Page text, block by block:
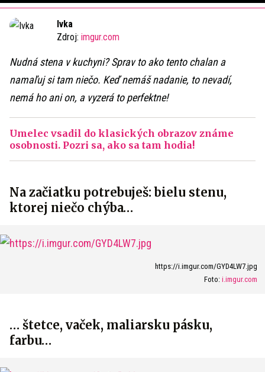
0%
Rate
Ivka
Zdroj: imgur.com
Nudná stena v kuchyni? Sprav to ako tento chalan a
namaľuj si tam niečo. Keď nemáš nadanie, to nevadí,
nemá ho ani on, a vyzerá to perfektne!
Umelec vsadil do klasických obrazov známe
osobnosti. Pozri sa, ako sa tam hodia!
Na začiatku potrebuješ: bielu stenu,
ktorej niečo chýba…
https://i.imgur.com/GYD4LW7.jpg
Foto: i.imgur.com
… štetce, vaček, maliarsku pásku,
farbu…